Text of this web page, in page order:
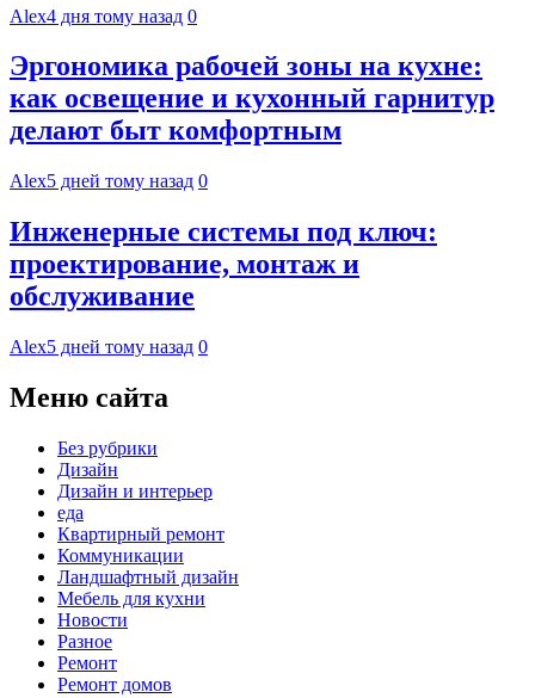
Alex4 дня тому назад 0
Эргономика рабочей зоны на кухне:
как освещение и кухонный гарнитур
делают быт комфортным
Alex5 дней тому назад 0
Инженерные системы под ключ:
проектирование, монтаж и
обслуживание
Alex5 дней тому назад 0
Меню сайта
Без рубрики
Дизайн
Дизайн и интерьер
еда
Квартирный ремонт
Коммуникации
Ландшафтный дизайн
Мебель для кухни
Новости
Разное
Ремонт
Ремонт домов